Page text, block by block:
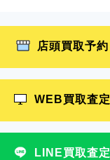
店頭買取予約
WEB買取査定
LINE買取査定